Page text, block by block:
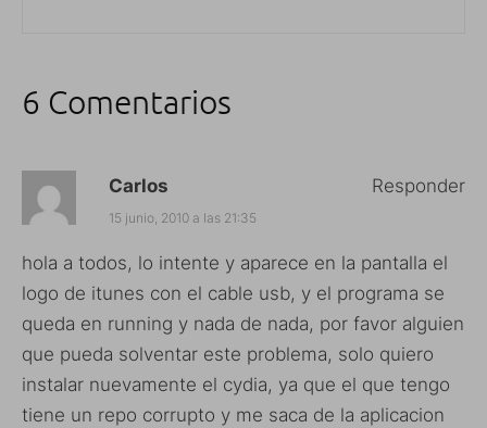
6 Comentarios
Carlos
15 junio, 2010 a las 21:35
hola a todos, lo intente y aparece en la pantalla el
logo de itunes con el cable usb, y el programa se
queda en running y nada de nada, por favor alguien
que pueda solventar este problema, solo quiero
instalar nuevamente el cydia, ya que el que tengo
tiene un repo corrupto y me saca de la aplicacion
Responder